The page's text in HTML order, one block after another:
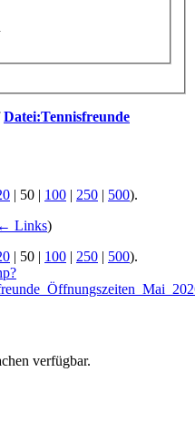
Datei:Tennisfreunde
| 50 | 100 | 250 | 500).
← Links)
| 50 | 100 | 250 | 500).
verfügbar.